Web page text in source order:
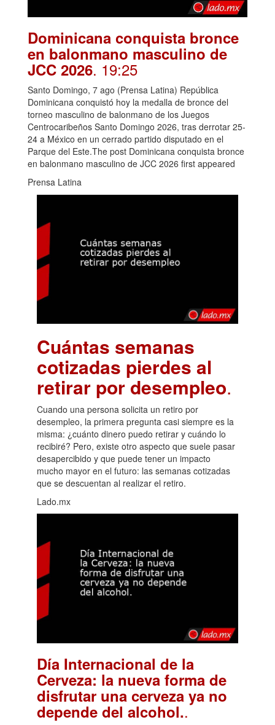
Dominicana conquista bronce
en balonmano masculino de
JCC 2026. 19:25
Santo Domingo, 7 ago (Prensa Latina) República
Dominicana conquistó hoy la medalla de bronce del
torneo masculino de balonmano de los Juegos
Centrocaribeños Santo Domingo 2026, tras derrotar 25-
24 a México en un cerrado partido disputado en el
Parque del Este.The post Dominicana conquista bronce
en balonmano masculino de JCC 2026 first appeared
Prensa Latina
Cuántas semanas
cotizadas pierdes al
retirar por desempleo.
Cuando una persona solicita un retiro por
desempleo, la primera pregunta casi siempre es la
misma: ¿cuánto dinero puedo retirar y cuándo lo
recibiré? Pero, existe otro aspecto que suele pasar
desapercibido y que puede tener un impacto
mucho mayor en el futuro: las semanas cotizadas
que se descuentan al realizar el retiro.
Lado.mx
Día Internacional de la
Cerveza: la nueva forma de
disfrutar una cerveza ya no
depende del alcohol..